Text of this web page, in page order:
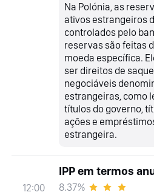
Na Polónia, as
ativos estrangeiros
controlados pelo
reservas são feitas
moeda específica.
ser direitos de
negociáveis
estrangeiras, como
títulos do governo,
ações e
estrangeira.
12:00
IPP em termos
8.37%